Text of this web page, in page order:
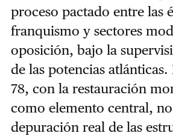
proceso pactado entre las
franquismo y sectores
oposición, bajo la
de las potencias
78, con la restauración
como elemento central,
depuración real de las